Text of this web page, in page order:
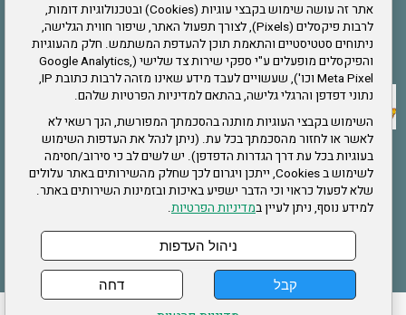
אתר זה עושה שימוש בקבצי עוגיות (Cookies) ובטכנולוגיות דומות,
לרבות פיקסלים (Pixels), לצורך תפעול האתר, שיפור חווית הגלישה,
ניתוחים סטטיסטיים והתאמת תוכן להעדפת המשתמש. חלק מהעוגיות
והפיקסלים מופעלים ע"י ספקי שירות צד שלישי (Google Analytics,
Meta Pixel וכו'), שעשויים לעבד מידע שאינו מזהה לרבות כתובת IP,
נתוני דפדפן והרגלי גלישה, בהתאם למדיניות הפרטיות שלהם.
השימוש בקבצי העוגיות מותנה בהסכמתך המפורשת, הנך רשאי לא
לאשר או לחזור מהסכמתך בכל עת. (ניתן לנהל את העדפות השימוש
בעוגיות בכל עת דרך הגדרות הדפדפן). יש לשים לב כי סירוב/חסימה
לשימוש ב Cookies, ייתכן ויגרום לכך שחלק מהשירותים באתר עלולים
שלא לפעול כראוי וכי הדבר ישפיע באיכות ובזמינות השירותים באתר.
למידע נוסף, ניתן לעיין במדיניות הפרטיות.
קבל דחה
ניהול העדפות
אתר צה"ל
תקנון האתר
שירותים
תעסוקה
בריאות